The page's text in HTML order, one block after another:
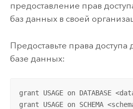
предоставление прав
баз данных в своей
Предоставьте права доступа
базе данных:
grant USAGE on DATABASE
grant USAGE on SCHEMA